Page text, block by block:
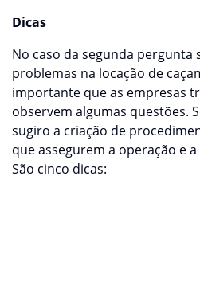
Dicas
No caso da segunda pergunta
problemas na locação de
importante que as empresas
observem algumas questões.
sugiro a criação de
que assegurem a operação e
São cinco dicas: